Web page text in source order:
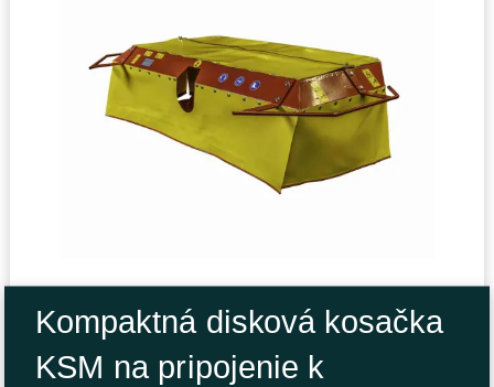
Kompaktná disková kosačka
KSM na pripojenie k